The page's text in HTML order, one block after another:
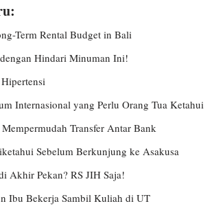
Term Rental Budget in Bali
Hindari Minuman Ini!
Internasional yang Perlu Orang Tua Ketahui
Transfer Antar Bank
Sebelum Berkunjung ke Asakusa
Akhir Pekan? RS JIH Saja!
Ibu Bekerja Sambil Kuliah di UT